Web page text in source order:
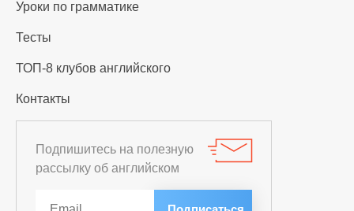
Уроки по грамматике
Тесты
ТОП-8 клубов английского
Контакты
Подпишитесь на полезную
рассылку об английском